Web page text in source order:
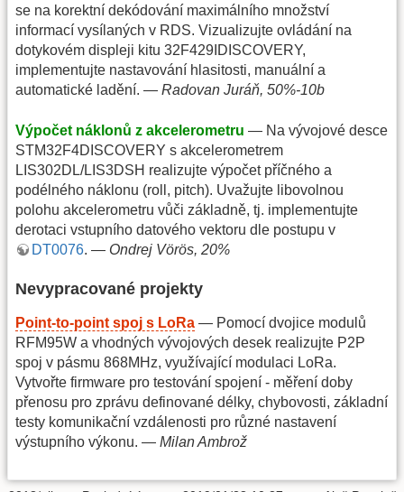
se na korektní dekódování maximálního množství
informací vysílaných v RDS. Vizualizujte ovládání na
dotykovém displeji kitu 32F429IDISCOVERY,
implementujte nastavování hlasitosti, manuální a
automatické ladění. — Radovan Juráň, 50%-10b
Výpočet náklonů z akcelerometru — Na vývojové desce
STM32F4DISCOVERY s akcelerometrem
LIS302DL/LIS3DSH realizujte výpočet příčného a
podélného náklonu (roll, pitch). Uvažujte libovolnou
polohu akcelerometru vůči základně, tj. implementujte
derotaci vstupního datového vektoru dle postupu v
DT0076. — Ondrej Vörös, 20%
Nevypracované projekty
Point-to-point spoj s LoRa — Pomocí dvojice modulů
RFM95W a vhodných vývojových desek realizujte P2P
spoj v pásmu 868MHz, využívající modulaci LoRa.
Vytvořte firmware pro testování spojení - měření doby
přenosu pro zprávu definované délky, chybovosti, základní
testy komunikační vzdálenosti pro různé nastavení
výstupního výkonu. — Milan Ambrož